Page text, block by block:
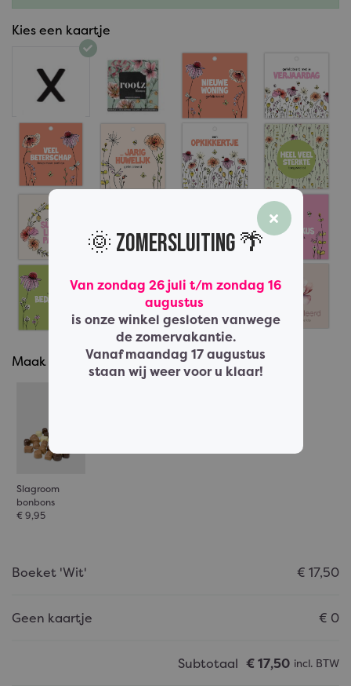
Kies een kaartje
Maak het compleet
Slagroom
bonbons
€ 9,95
Boeket 'Wit' € 17,50
Geen kaartje € 0
Subtotaal €17,50 incl. BTW
🌞 Zomersluiting 🌴
Van zondag 26 juli t/m zondag 16
augustus
is onze winkel gesloten vanwege
de zomervakantie.
Vanaf maandag 17 augustus
staan wij weer voor u klaar!